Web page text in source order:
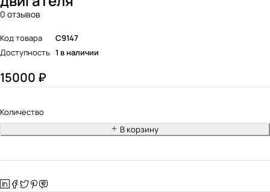
0 отзывов
Код товара
C9147
Доступность 1 в наличии
15000 ₽
Количество
В корзину